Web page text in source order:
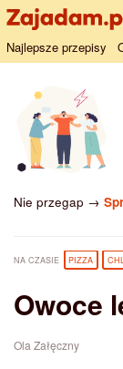
Najlepsze przepisy
Nie przegap →
NA CZASIE PIZZA
Owoce
Ola Załęczny